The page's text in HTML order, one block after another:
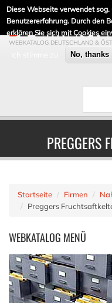
Diese Webseite verwendet
Benutzererfahrung. Durch den
erklären Sie sich mit Cookies
No, thanks
DE-
WEBKATALOG DEUTSCHLAND &
PREGGERS
Startseite Firmen
Preggers
WEBKATALOG MENÜ